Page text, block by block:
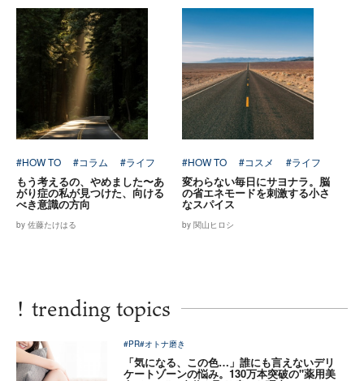
#HOW TO #コラム #ライフ
もう考えるの、やめました〜あ
がり症の私が見つけた、向ける
べき意識の方向
by 佐藤たけはる
#HOW TO #コスメ #ライフ
変わらない毎日にサヨナラ。脳
の省エネモードを刺激する小さ
なスパイス
by 関山ヒロシ
! trending topics
#PR#オトナ磨き
「気になる、この色…」誰にも言えないデリ
ケートゾーンの悩み。130万本突破の"薬用美